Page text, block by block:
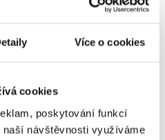
Více o cookies
cookies
poskytování funkcí
návštěvnosti využíváme
a odolnost v kompaktním a